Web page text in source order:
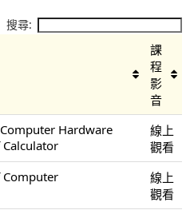
搜尋:
課
程
影
音
Hardware
線上
觀看
線上
觀看